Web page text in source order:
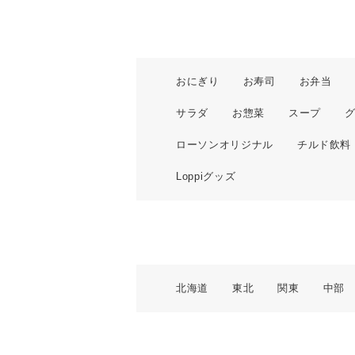
おにぎり お寿司 お弁当
サラダ お惣菜 スープ
ローソンオリジナル チルド飲料
Loppiグッズ
北海道 東北 関東 中部